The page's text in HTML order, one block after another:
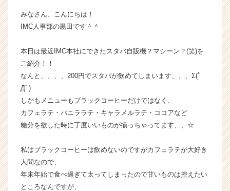
成
か
ス
ウ
が
届
就
サ
みなさん、こんにちは！
IMC人事部の黒田です＾＾
本日は最近IMC本社にできたスタバ自販機？マシーン？(笑)を
ご紹介！！
なんと、、、、200円でスタバが飲めてしまいます、、、Σ(ﾟ
Дﾟ)
しかもメニューもブラックコーヒーだけではなく、
カフェラテ・バニララテ・キャラメルラテ・ココアなど
糖分を欲した時に丁度いいものが揃っちゃってます、、☆
私はブラックコーヒーは飲めないのですがカフェラテが大好き
人間なので、
年末年始で食べ過ぎて太ってしまったので甘いものは控えたい
ところなんですが、